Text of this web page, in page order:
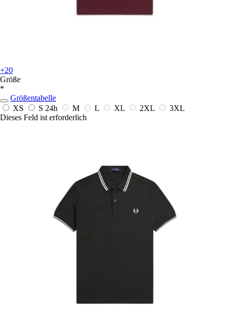
+20
Größe
*
Größentabelle
XS
S 24h M L XL 2XL
3XL
Dieses Feld ist erforderlich